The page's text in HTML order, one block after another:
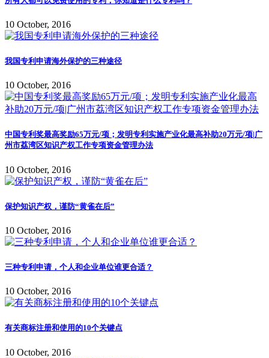
10 October, 2016
我国专利申请海外保护的三种途径
10 October, 2016
中国专利奖最高奖励65万元/项；发明专利实施产业化最高补助20万元/项|广
州市荔湾区知识产权工作专项资金管理办法
10 October, 2016
保护知识产权，谨防“黄雀在后”
10 October, 2016
三种专利申请，个人和企业单位谁更合适？
10 October, 2016
有关商标注册和使用的10个关键点
10 October, 2016